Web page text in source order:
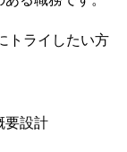
トライしたい方
要設計